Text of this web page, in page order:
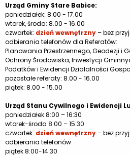
Urząd Gminy Stare Babice:
poniedziałek: 8.00 - 17.00
wtorek, środa: 8.00 - 16.00
czwartek: dzień wewnętrzny– bez
odbierania telefonów dla Referatów:
Planowania Przestrzennego, Geodezji i
Ochrony Środowiska, Inwestycji
Podatków i Ewidencji Działalności
pozostałe referaty: 8.00 - 16.00
piątek: 8.00 - 15.00
Urząd Stanu Cywilnego i Ewidencji
poniedziałek 8:00 – 16:30
wtorek-środa 8:00 – 15:30
czwartek: dzień wewnętrzny– bez
odbierania telefonów
piątek 8:00-14:30